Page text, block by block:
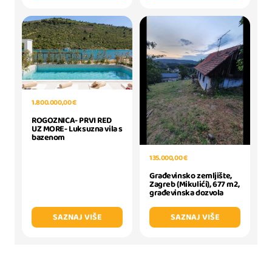
1.800.000,00 €
ROGOZNICA- PRVI RED
UZ MORE- Luksuzna vila s
bazenom
SAZNAJ VIŠE
135.000,00 €
Građevinsko zemljište,
Zagreb (Mikulići), 677 m2,
građevinska dozvola
SAZNAJ VIŠE